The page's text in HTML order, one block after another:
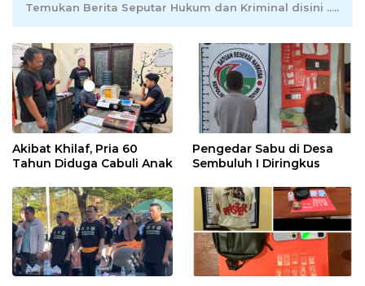
Temukan Berita Seputar Hukum dan Kriminal disini .....
Akibat Khilaf, Pria 60
Tahun Diduga Cabuli Anak
Pengedar Sabu di Desa
Sembuluh I Diringkus